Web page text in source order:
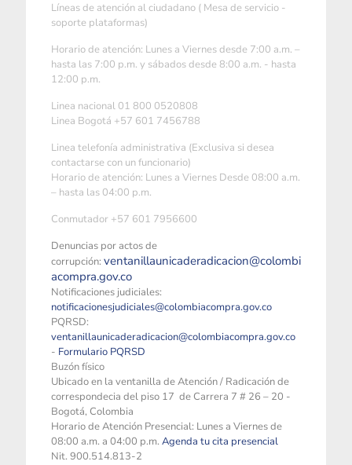
Líneas de atención al ciudadano ( Mesa de servicio -
soporte plataformas)
Horario de atención: Lunes a Viernes desde 7:00 a.m. –
hasta las 7:00 p.m. y sábados desde 8:00 a.m. - hasta
12:00 p.m.
Linea nacional 01 800 0520808
Linea Bogotá +57 601 7456788
Linea telefonía administrativa (Exclusiva si desea
contactarse con un funcionario)
Horario de atención: Lunes a Viernes Desde 08:00 a.m.
– hasta las 04:00 p.m.
Conmutador +57 601 7956600
Denuncias por actos de
corrupción: ventanillaunicaderadicacion@colombi
acompra.gov.co
Notificaciones judiciales:
notificacionesjudiciales@colombiacompra.gov.co
PQRSD:
ventanillaunicaderadicacion@colombiacompra.gov.co
- Formulario PQRSD
Buzón físico
Ubicado en la ventanilla de Atención / Radicación de
correspondecia del piso 17 de Carrera 7 # 26 – 20 -
Bogotá, Colombia
Horario de Atención Presencial: Lunes a Viernes de
08:00 a.m. a 04:00 p.m. Agenda tu cita presencial
Nit. 900.514.813-2